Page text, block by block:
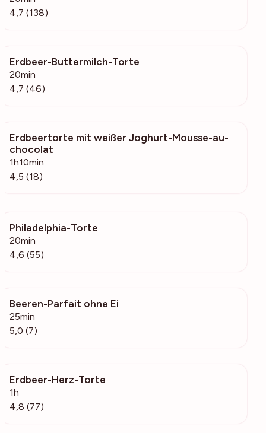
4,7 (138)
Erdbeer-Buttermilch-Torte
20min
4,7 (46)
566
Erdbeertorte mit weißer Joghurt-Mousse-au-
chocolat
1h10min
4,5 (18)
Philadelphia-Torte
20min
4,6 (55)
Beeren-Parfait ohne Ei
25min
5,0 (7)
Erdbeer-Herz-Torte
1h
4,8 (77)